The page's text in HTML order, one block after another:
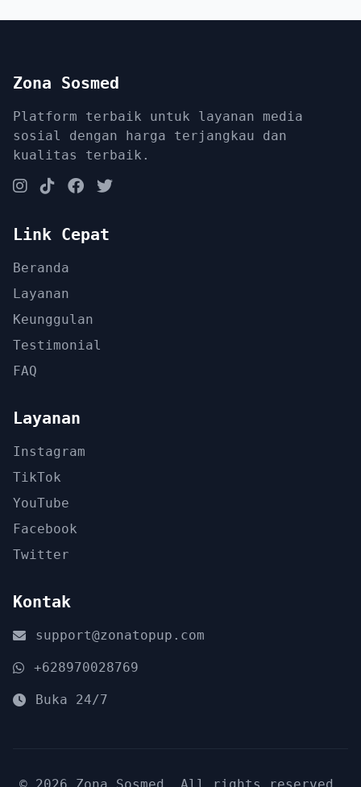
Zona Sosmed
Platform terbaik untuk layanan media
sosial dengan harga terjangkau dan
kualitas terbaik.
Link Cepat
Beranda
Layanan
Keunggulan
Testimonial
FAQ
Layanan
Instagram
TikTok
YouTube
Facebook
Twitter
Kontak
support@zonatopup.com
+628970028769
Buka 24/7